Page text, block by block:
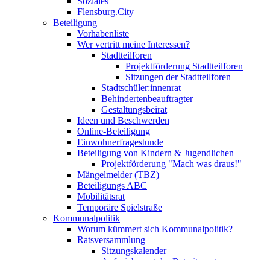
Flensburg.City
Beteiligung
Vorhabenliste
Wer vertritt meine Interessen?
Stadtteilforen
Projektförderung Stadtteilforen
Sitzungen der Stadtteilforen
Stadtschüler:innenrat
Behindertenbeauftragter
Gestaltungsbeirat
Ideen und Beschwerden
Online-Beteiligung
Einwohnerfragestunde
Beteiligung von Kindern & Jugendlichen
Projektförderung "Mach was draus!"
Mängelmelder (TBZ)
Beteiligungs ABC
Mobilitätsrat
Temporäre Spielstraße
Kommunalpolitik
Worum kümmert sich Kommunalpolitik?
Ratsversammlung
Sitzungskalender